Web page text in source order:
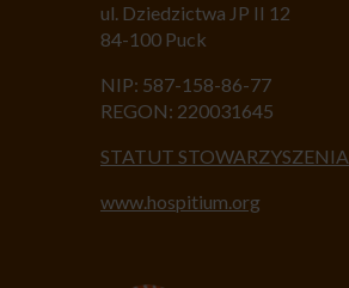
ul. Dziedzictwa JP II 12
84-100 Puck
NIP: 587-158-86-77
REGON: 220031645
STATUT STOWARZYSZENIA
www.hospitium.org